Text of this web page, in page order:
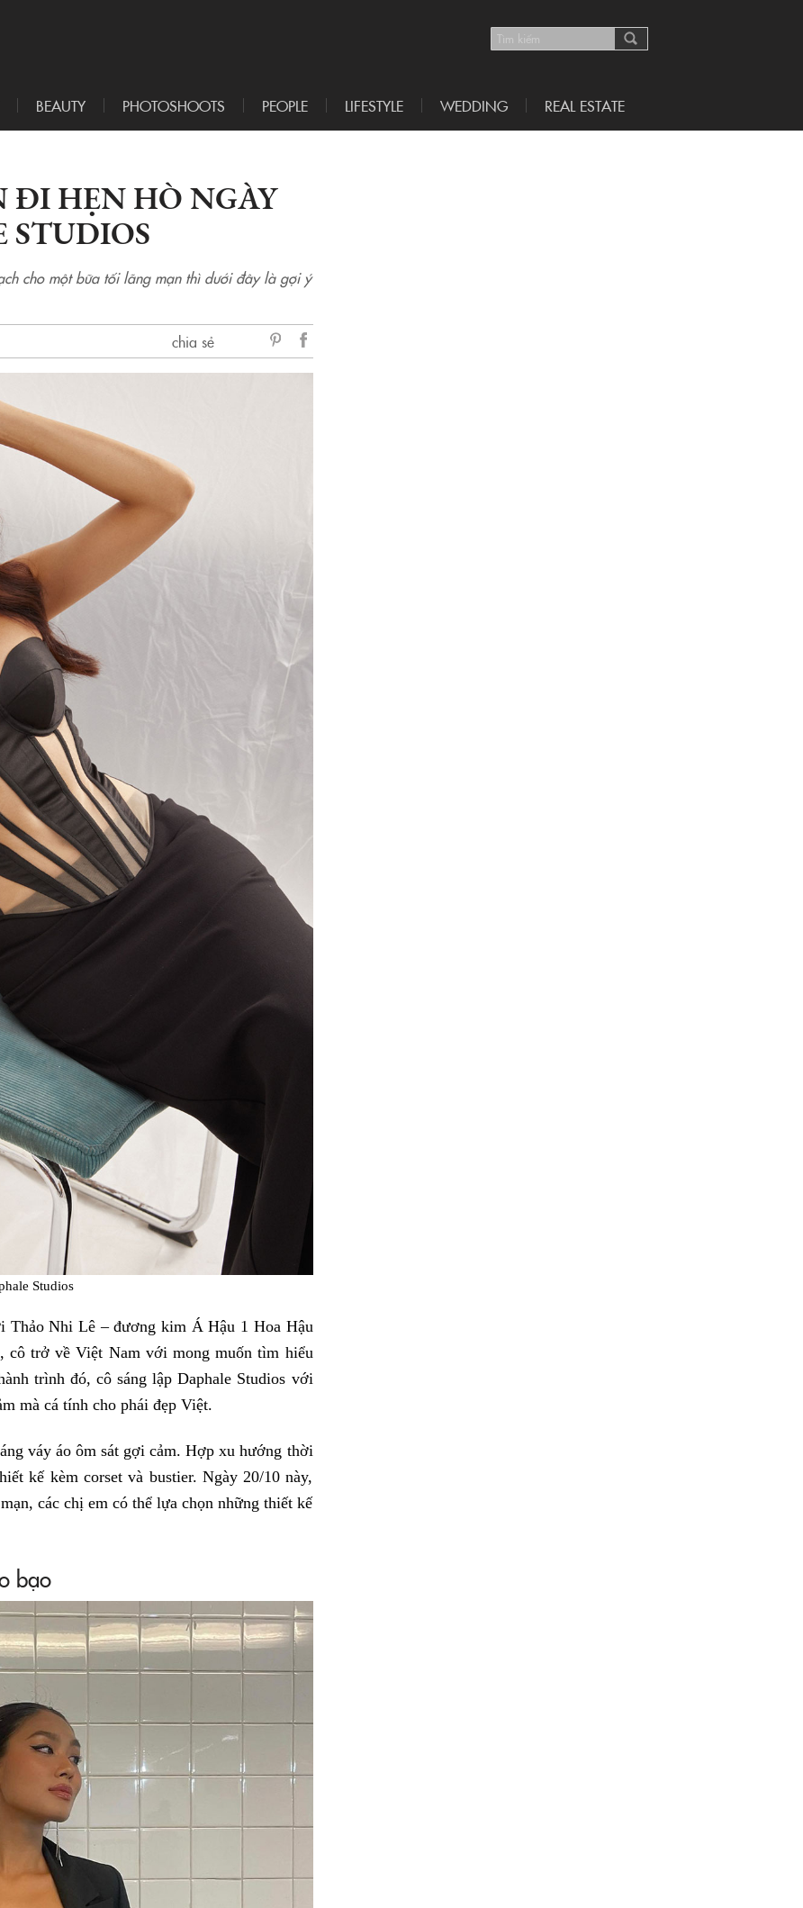
BEAUTY PHOTOSHOOTS PEOPLE LIFESTYLE WEDDING REAL ESTATE
ĐI HẸN HÒ NGÀY
STUDIOS
cho một bữa tối lãng mạn thì dưới đây là gợi ý
chia sẻ
Studios
Thảo Nhi Lê – đương kim Á Hậu 1 Hoa Hậu
trở về Việt Nam với mong muốn tìm hiểu
trình đó, cô sáng lập Daphale Studios với
mà cá tính cho phái đẹp Việt.
váy áo ôm sát gợi cảm. Hợp xu hướng thời
kế kèm corset và bustier. Ngày 20/10 này,
các chị em có thể lựa chọn những thiết kế
bạo